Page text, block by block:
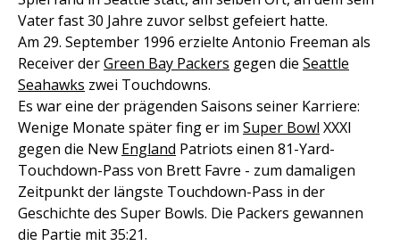
Vater fast 30 Jahre zuvor selbst gefeiert hatte.
Am 29. September 1996 erzielte Antonio Freeman als
Receiver derGreen Bay Packers gegen die Seattle
Seahawks zwei Touchdowns.
Es war eine der prägenden Saisons seiner Karriere:
Wenige Monate später fing er im Super Bowl XXXI
gegen die New England Patriots einen 81-Yard-
Touchdown-Pass von Brett Favre - zum damaligen
Zeitpunkt der längste Touchdown-Pass in der
Geschichte des Super Bowls. Die Packers gewannen
die Partie mit 35:21.